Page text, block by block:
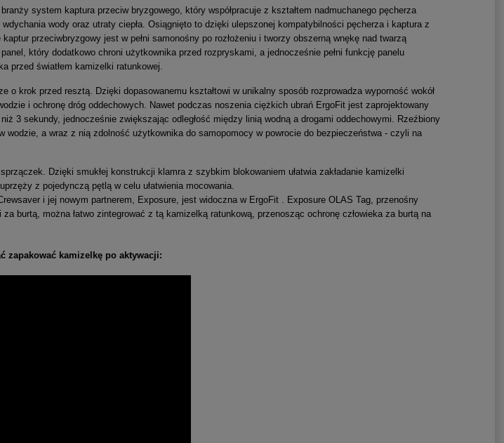
system kaptura przeciw bryzgowego, który współpracuje z kształtem nadmuchanego pęcherza
wody oraz utraty ciepła. Osiągnięto to dzięki ulepszonej kompatybilności pęcherza i kaptura z
przeciwbryzgowy jest w pełni samonośny po rozłożeniu i tworzy obszerną wnękę nad twarzą
który dodatkowo chroni użytkownika przed rozpryskami, a jednocześnie pełni funkcję panelu
przed światłem kamizelki ratunkowej.
o krok przed resztą. Dzięki dopasowanemu kształtowi w unikalny sposób rozprowadza wyporność wokół
i ochronę dróg oddechowych. Nawet podczas noszenia ciężkich ubrań ErgoFit jest zaprojektowany
3 sekundy, jednocześnie zwiększając odległość między linią wodną a drogami oddechowymi. Rzeźbiony
wodzie, a wraz z nią zdolność użytkownika do samopomocy w powrocie do bezpieczeństwa - czyli na
Dzięki smukłej konstrukcji klamra z szybkim blokowaniem ułatwia zakładanie kamizelki
z pojedynczą pętlą w celu ułatwienia mocowania.
i jej nowym partnerem, Exposure, jest widoczna w ErgoFit . Exposure OLAS Tag, przenośny
burtą, można łatwo zintegrować z tą kamizelką ratunkową, przenosząc ochronę człowieka za burtą na
zapakować kamizelkę po aktywacji: